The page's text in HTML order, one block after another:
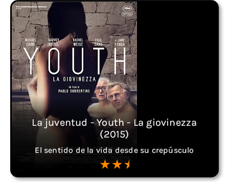
La juventud - Youth - La giovinezza
(2015)
El sentido de la vida desde su crepúsculo